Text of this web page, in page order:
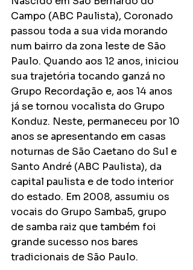
Campo (ABC Paulista), Coronado
passou toda a sua vida morando
num bairro da zona leste de São
Paulo. Quando aos 12 anos, iniciou
sua trajetória tocando ganzá no
Grupo Recordação e, aos 14 anos
já se tornou vocalista do Grupo
Konduz. Neste, permaneceu por 10
anos se apresentando em casas
noturnas de São Caetano do Sul e
Santo André (ABC Paulista), da
capital paulista e de todo interior
do estado. Em 2008, assumiu os
vocais do Grupo Samba5, grupo
de samba raiz que também foi
grande sucesso nos bares
tradicionais de São Paulo.